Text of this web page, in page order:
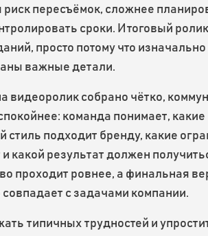
пересъёмок, сложнее
сроки. Итоговый
просто потому что
важные детали.
видеоролик собрано чётко,
команда понимает,
стиль подходит бренду, какие
какой результат должен
проходит ровнее, а финальная
совпадает с задачами компании.
типичных трудностей и